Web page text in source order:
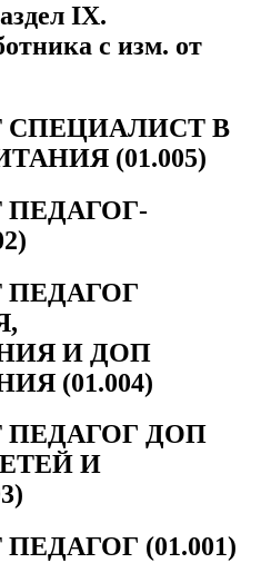
IX.
с изм. от
СПЕЦИАЛИСТ В
(01.005)
И ДОП
(01.004)
ДОП
И
(01.001)